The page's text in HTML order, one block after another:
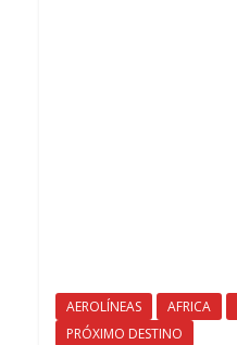
AEROLÍNEAS AFRICA
PRÓXIMO DESTINO